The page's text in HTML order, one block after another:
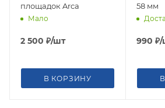
площадок Arca
Мало
2 500 ₽/шт
В КОРЗИНУ
58 мм
990 ₽/